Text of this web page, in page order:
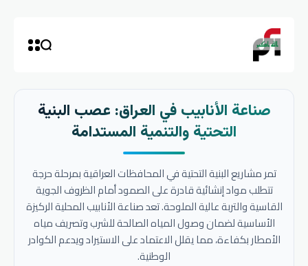
صناعة الأنابيب في العراق: عصب البنية
التحتية والتنمية المستدامة
تمر مشاريع البنية التحتية في المحافظات العراقية بمرحلة حرجة
تتطلب مواد إنشائية قادرة على الصمود أمام الظروف الجوية
القاسية والتربة عالية الملوحة. تعد صناعة الأنابيب المحلية الركيزة
الأساسية لضمان وصول المياه الصالحة للشرب وتصريف مياه
الأمطار بكفاءة، مما يقلل الاعتماد على الاستيراد ويدعم الكوادر
الوطنية.